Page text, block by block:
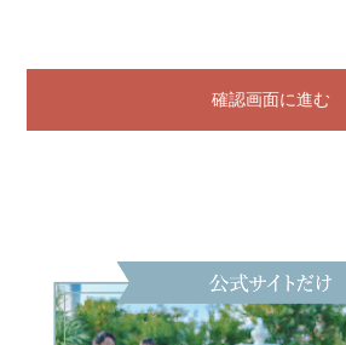
確認画面に進む